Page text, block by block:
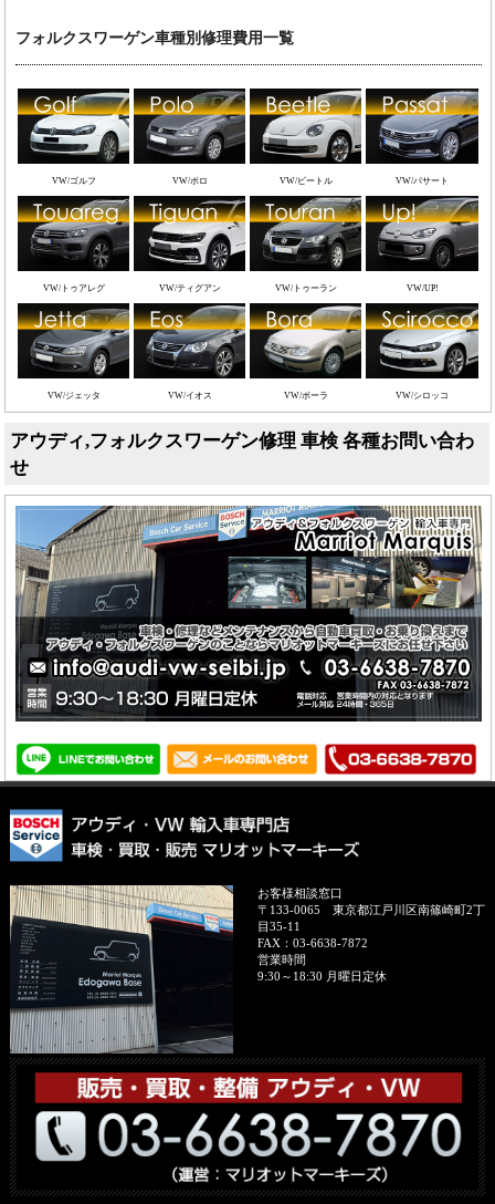
フォルクスワーゲン車種別修理費用一覧
VW/ゴルフ VW/ポロ VW/ビートル VW/パサート
VW/トゥアレグ VW/ティグアン VW/トゥーラン VW/UP!
VW/ジェッタ VW/イオス VW/ボーラ VW/シロッコ
アウディ,フォルクスワーゲン修理 車検 各種お問い合わ
せ
お客様相談窓口
〒133-0065
東京都江戸川区南篠崎町2丁
目35-11
FAX： 03-6638-7872
営業時間
9:30～18:30 月曜日定休